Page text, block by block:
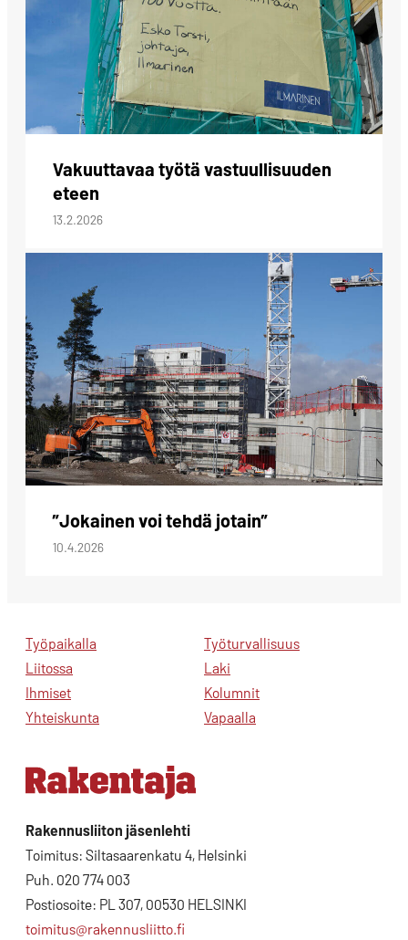
Vakuuttavaa työtä vastuullisuuden
eteen
13.2.2026
”Jokainen voi tehdä jotain”
10.4.2026
Työpaikalla
Liitossa
Ihmiset
Yhteiskunta
Työturvallisuus
Laki
Kolumnit
Vapaalla
Rakennusliiton jäsenlehti
Toimitus: Siltasaarenkatu 4, Helsinki
Puh. 020 774 003
Postiosoite: PL 307, 00530 HELSINKI
toimitus@rakennusliitto.fi